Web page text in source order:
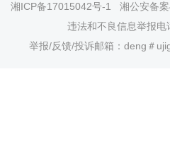
湘ICP备17015042号-1
湘公安备
违法和不良信息举报
举报/反馈/投诉邮箱：deng＃